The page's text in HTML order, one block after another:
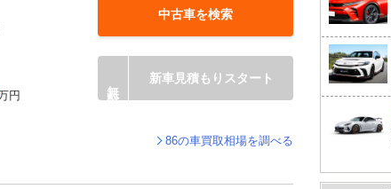
中古車を検索
円
新車見積もりスタート
86の車買取相場を調べる